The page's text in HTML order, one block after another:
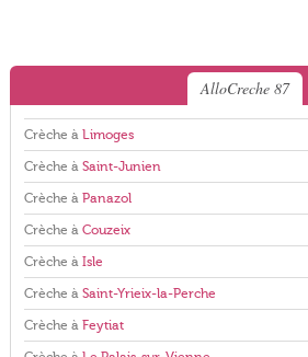
AlloCreche 87
Crèche à Limoges
Crèche à Saint-Junien
Crèche à Panazol
Crèche à Couzeix
Crèche à Isle
Crèche à Saint-Yrieix-la-Perche
Crèche à Feytiat